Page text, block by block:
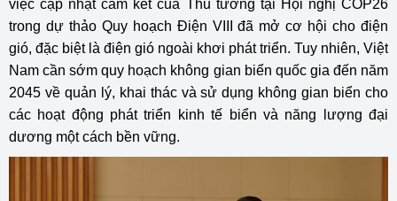
việc cập nhật cam kết của Thủ tướng tại Hội nghị COP26
trong dự thảo Quy hoạch Điện VIII đã mở cơ hội cho điện
gió, đặc biệt là điện gió ngoài khơi phát triển. Tuy nhiên, Việt
Nam cần sớm quy hoạch không gian biển quốc gia đến năm
2045 về quản lý, khai thác và sử dụng không gian biển cho
các hoạt động phát triển kinh tế biển và năng lượng đại
dương một cách bền vững.